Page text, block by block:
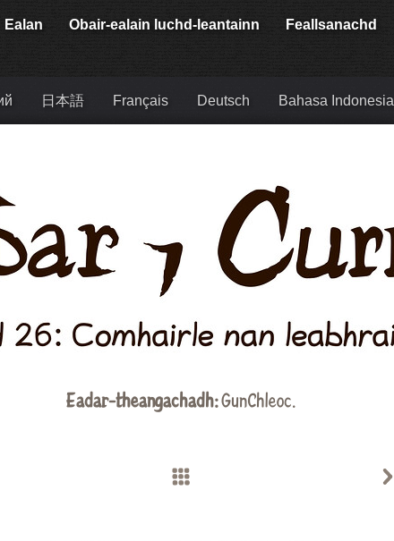
Ealan Obair-ealain luchd-leantainn Feallsanachd
日本語 Français Deutsch Bahasa Indonesia
Eadar-theangachadh:GunChleoc.